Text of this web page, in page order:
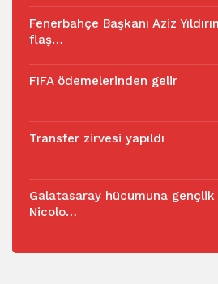
Fenerbahçe Başkanı Aziz
flaş…
FIFA ödemelerinden gelir
Transfer zirvesi yapıldı
Galatasaray hücumuna gençlik
Nicolo…